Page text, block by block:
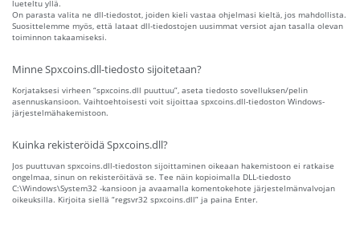
lueteltu yllä.
On parasta valita ne dll-tiedostot, joiden kieli vastaa ohjelmasi kieltä, jos mahdollista.
Suosittelemme myös, että lataat dll-tiedostojen uusimmat versiot ajan tasalla olevan
toiminnon takaamiseksi.
Minne Spxcoins.dll-tiedosto sijoitetaan?
Korjataksesi virheen “spxcoins.dll puuttuu”, aseta tiedosto sovelluksen/pelin
asennuskansioon. Vaihtoehtoisesti voit sijoittaa spxcoins.dll-tiedoston Windows-
järjestelmähakemistoon.
Kuinka rekisteröidä Spxcoins.dll?
Jos puuttuvan spxcoins.dll-tiedoston sijoittaminen oikeaan hakemistoon ei ratkaise
ongelmaa, sinun on rekisteröitävä se. Tee näin kopioimalla DLL-tiedosto
C:\Windows\System32 -kansioon ja avaamalla komentokehote järjestelmänvalvojan
oikeuksilla. Kirjoita siellä “regsvr32 spxcoins.dll” ja paina Enter.